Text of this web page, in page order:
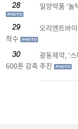
일양약품 ‘
오리엔트바
착수
광동제약, ‘
600톤 감축 추진